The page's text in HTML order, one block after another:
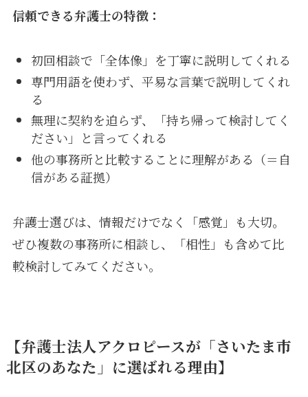
信頼できる弁護士の特徴：
初回相談で「全体像」を丁寧に説明してくれる
専門用語を使わず、平易な言葉で説明してくれ
る
無理に契約を迫らず、「持ち帰って検討してく
ださい」と言ってくれる
他の事務所と比較することに理解がある（＝自
信がある証拠）
弁護士選びは、情報だけでなく「感覚」も大切。
ぜひ複数の事務所に相談し、「相性」も含めて比
較検討してみてください。
【弁護士法人アクロピースが「さいたま市
北区のあなた」に選ばれる理由】